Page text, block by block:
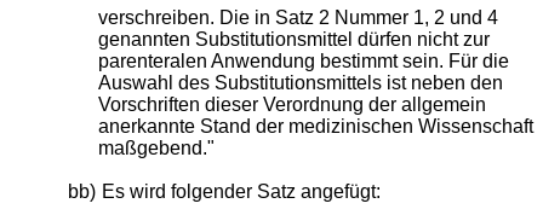
verschreiben. Die in Satz 2 Nummer 1, 2 und 4
genannten Substitutionsmittel dürfen nicht zur
parenteralen Anwendung bestimmt sein. Für die
Auswahl des Substitutionsmittels ist neben den
Vorschriften dieser Verordnung der allgemein
anerkannte Stand der medizinischen Wissenschaft
maßgebend."
bb) Es wird folgender Satz angefügt: